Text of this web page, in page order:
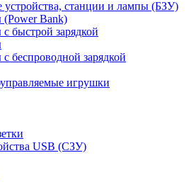
устройства, станции и лампы (БЗУ)
Bank)
быстрой зарядкой
беспроводной зарядкой
игрушки
USB (СЗУ)